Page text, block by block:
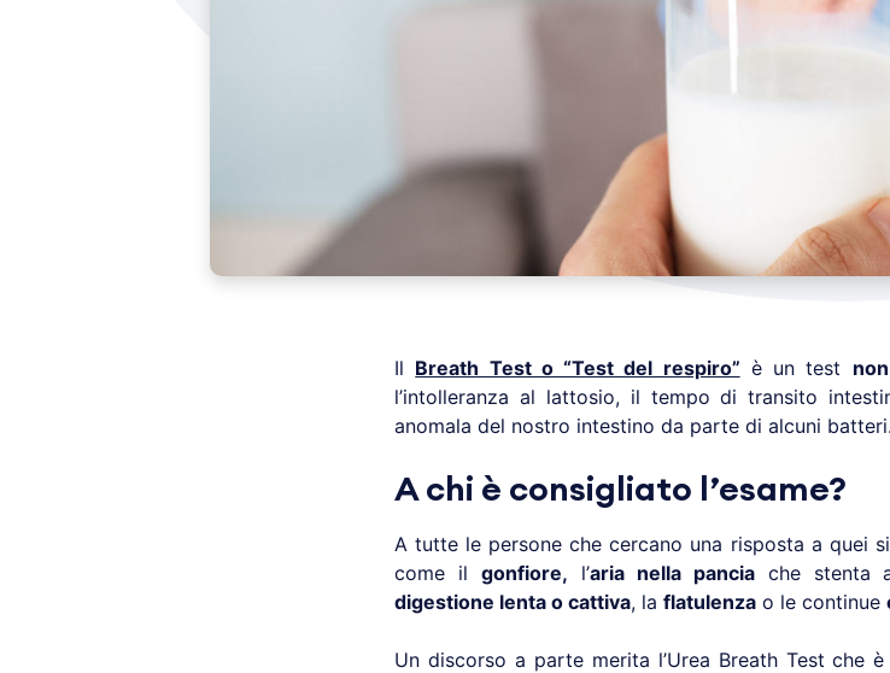
Il Breath Test o “Test del respiro” è un test
l’intolleranza al lattosio, il tempo di transito
anomala del nostro intestino da parte di alcuni batteri.
A chi è consigliato l’esame?
A tutte le persone che cercano una risposta a quei
come il gonfiore, l’aria nella panciache stenta
digestione lenta o cattiva, la flatulenza o le continue
Un discorso a parte merita l’Urea Breath Test che